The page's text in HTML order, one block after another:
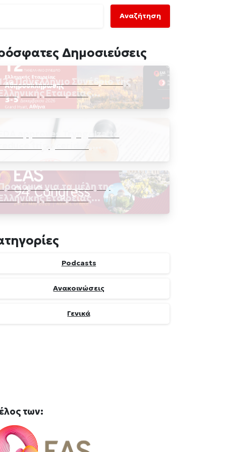
Αναζήτηση
Δημοσιεύσεις
Πανελλήνιο Συνέδριο της
Εταιρείας
Αθηροσκλήρωσης
FDA approves Tryngolza to
για τα μέλη της
Εταιρείας
Αθηροσκλήρωσης – 94th EAS
Podcasts
Ανακοινώσεις
Γενικά
των: